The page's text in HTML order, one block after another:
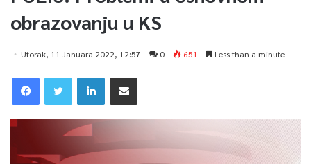
obrazovanju u KS
Utorak, 11 Januara 2022, 12:57 0 651 Less than a minute